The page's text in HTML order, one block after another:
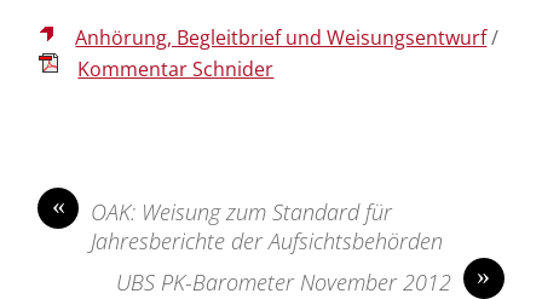
Anhörung, Begleitbrief und Weisungsentwurf/
Kommentar Schnider
«
OAK: Weisung zum Standard für
Jahresberichte der Aufsichtsbehörden
»
UBS PK-Barometer November 2012